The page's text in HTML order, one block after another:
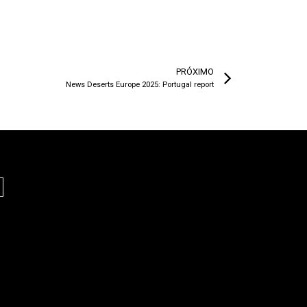
PRÓXIMO
News Deserts Europe 2025: Portugal report